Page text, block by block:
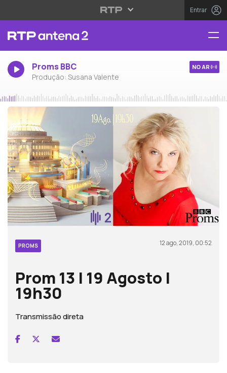
Entrar
Proms BBC
Produção: Susana Valente
NO AR
PROMS 12 ago, 2019, 00:52
Prom 13 | 19 Agosto |
19h30
Transmissão direta